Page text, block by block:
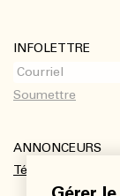
INFOLETTRE
ANNONCEURS
Télécharger le kit